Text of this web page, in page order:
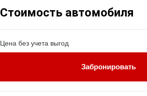
Стоимость автомобиля
Цена без учета выгод
Забронировать